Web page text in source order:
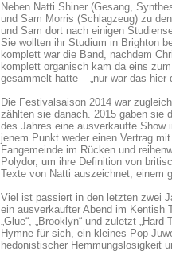
Neben Natti Shiner (Gesang,
und Sam Morris (Schlagzeug) zu
und Sam dort nach einigen
Sie wollten ihr Studium in Brighton
komplett war die Band, nachdem
komplett organisch kam da eins
gesammelt hatte – „nur war das
Die Festivalsaison 2014 war
zählten sie danach. 2015 gaben sie
des Jahres eine ausverkaufte Show
jenem Punkt weder einen Vertrag
Fangemeinde im Rücken und
Polydor, um ihre Definition von
Texte von Natti auszeichnet, einem
Viel ist passiert in den letzten zwei
ein ausverkaufter Abend im Kentish
„Glue“, „Brooklyn“ und zuletzt
Hymne für sich, ein kleines Pop-
hedonistischer Hemmungslosigkeit